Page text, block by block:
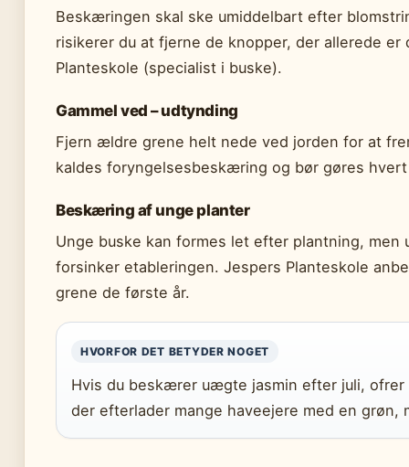
Beskæringen skal ske umiddelbart efter
risikerer du at fjerne de knopper, der allerede
Planteskole (specialist i buske).
Gammel ved – udtynding
Fjern ældre grene helt nede ved jorden for at
kaldes foryngelsesbeskæring og bør gøres
Beskæring af unge planter
Unge buske kan formes let efter plantning,
forsinker etableringen. Jespers Planteskole
grene de første år.
HVORFOR DET BETYDER NOGET
Hvis du beskærer uægte jasmin efter juli,
der efterlader mange haveejere med en grøn,